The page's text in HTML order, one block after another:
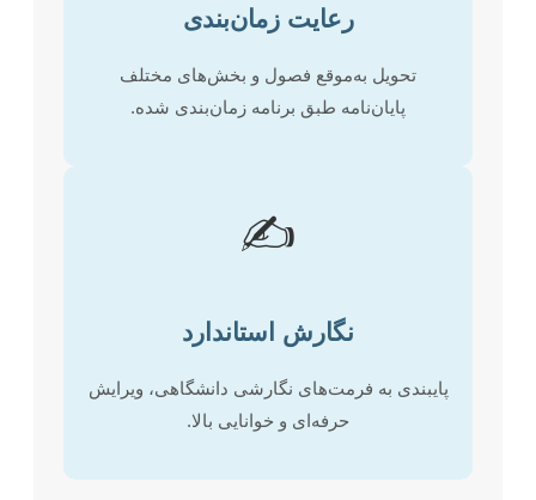
رعایت زمان‌بندی
تحویل به‌موقع فصول و بخش‌های مختلف
پایان‌نامه طبق برنامه زمان‌بندی شده.
✍️
نگارش استاندارد
پایبندی به فرمت‌های نگارشی دانشگاهی، ویرایش
حرفه‌ای و خوانایی بالا.